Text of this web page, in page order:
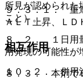
９．３．１． 重
ＡＬＴ上昇、ＬＤ
相互作用
１０．２． 併用
所見が認められた
こと）。
８．２． １日用
用発現の可能性が
８．３． 本剤で